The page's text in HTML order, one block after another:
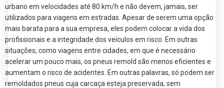
urbano em velocidades até 80 km/h e não devem, jamais, ser
utilizados para viagens em estradas. Apesar de serem uma opção
mais barata para a sua empresa, eles podem colocar a vida dos
profissionais e a integridade dos veículos em risco. Em outras
situações, como viagens entre cidades, em que é necessário
acelerar um pouco mais, os pneus remold são menos eficientes e
aumentam o risco de acidentes. Em outras palavras, só podem ser
remoldados pneus cuja carcaça esteja preservada, sem